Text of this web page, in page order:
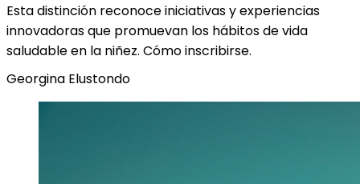
Esta distinción reconoce iniciativas y experiencias
innovadoras que promuevan los hábitos de vida
saludable en la niñez. Cómo inscribirse.
Georgina Elustondo